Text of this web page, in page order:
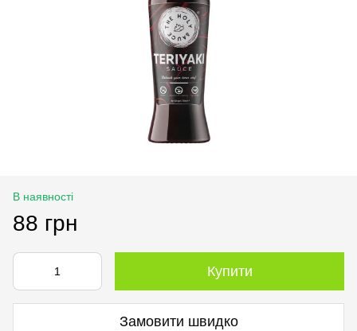
В наявності
88 грн
Купити
Замовити швидко